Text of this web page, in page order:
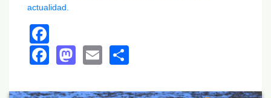
actualidad.
Facebook
Mastodon
Email